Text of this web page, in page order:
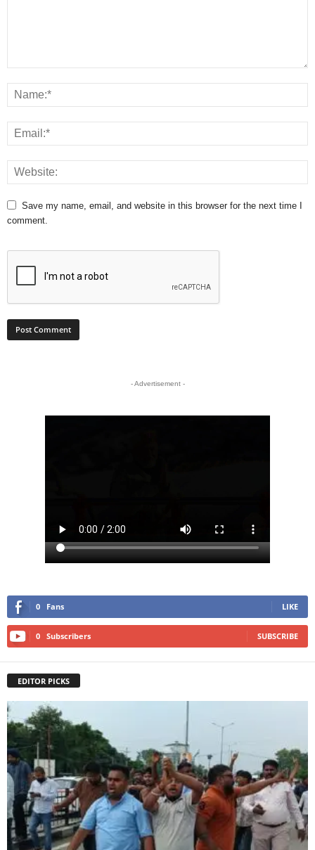
Save my name, email, and website in this browser for the next time I
comment.
- Advertisement -
0 Fans LIKE
0 Subscribers SUBSCRIBE
EDITOR PICKS